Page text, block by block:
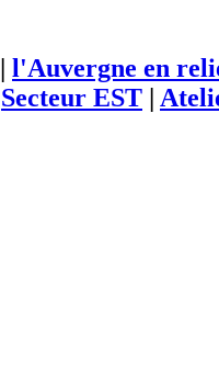
| l'Auvergne en
Secteur EST |